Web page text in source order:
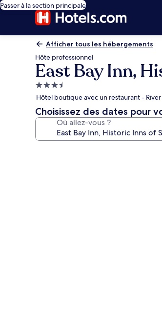
Passer à la section principale
Afficher tous les hébergements
Hôte professionnel
East Bay Inn,
Hébergement
3.5 étoiles
Hôtel boutique avec un restaurant -
Choisissez des dates pour
Où allez-vous ?